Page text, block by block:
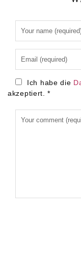
Ich habe die
akzeptiert.
*